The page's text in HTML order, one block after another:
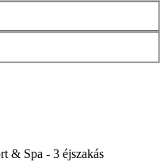
& Spa - 3 éjszakás